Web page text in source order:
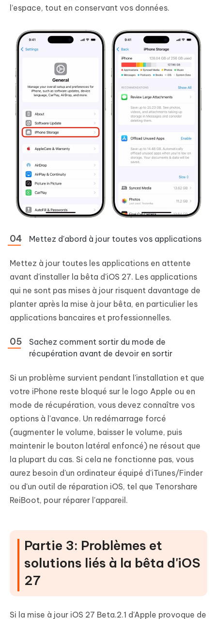
l’espace, tout en conservant vos données.
Mettez d'abord à jour toutes vos applications
Mettez à jour toutes les applications en attente
avant d'installer la bêta d'iOS 27. Les applications
qui ne sont pas mises à jour risquent davantage de
planter après la mise à jour bêta, en particulier les
applications bancaires et professionnelles.
Sachez comment sortir du mode de
récupération avant de devoir en sortir
Si un problème survient pendant l'installation et que
votre iPhone reste bloqué sur le logo Apple ou en
mode de récupération, vous devez connaître vos
options à l'avance. Un redémarrage forcé
(augmenter le volume, baisser le volume, puis
maintenir le bouton latéral enfoncé) ne résout que
la plupart du cas. Si cela ne fonctionne pas, vous
aurez besoin d'un ordinateur équipé d'iTunes/Finder
ou d'un outil de réparation iOS, tel que Tenorshare
ReiBoot, pour réparer l'appareil.
Partie 3: Problèmes et
solutions liés à la bêta d'iOS
27
Si la mise à jour iOS 27 Beta.2.1 d'Apple provoque de